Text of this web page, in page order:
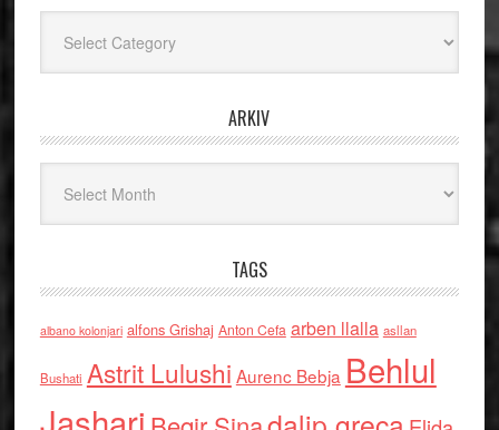
ARKIV
TAGS
albano kolonjari alfons Grishaj Anton Cefa arben llalla asllan
Bushati Astrit Lulushi Aurenc Bebja Behlul